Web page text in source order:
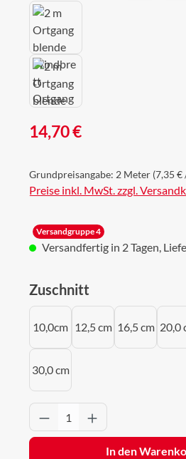
Regulärer Preis:
14,70 €
Grundpreisangabe: 2 Meter (7,35
Preise inkl. MwSt. zzgl.
Versandgruppe 4
Versandfertig in 2 Tagen,
Zuschnitt
10,0cm 12,5 cm 16,5 cm 20,0
30,0 cm
Produkt Anzahl: Gib
In den